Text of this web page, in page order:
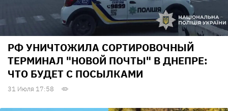
РФ УНИЧТОЖИЛА СОРТИРОВОЧНЫЙ
ТЕРМИНАЛ "НОВОЙ ПОЧТЫ" В ДНЕПРЕ:
ЧТО БУДЕТ С ПОСЫЛКАМИ
31 Июля 17:58